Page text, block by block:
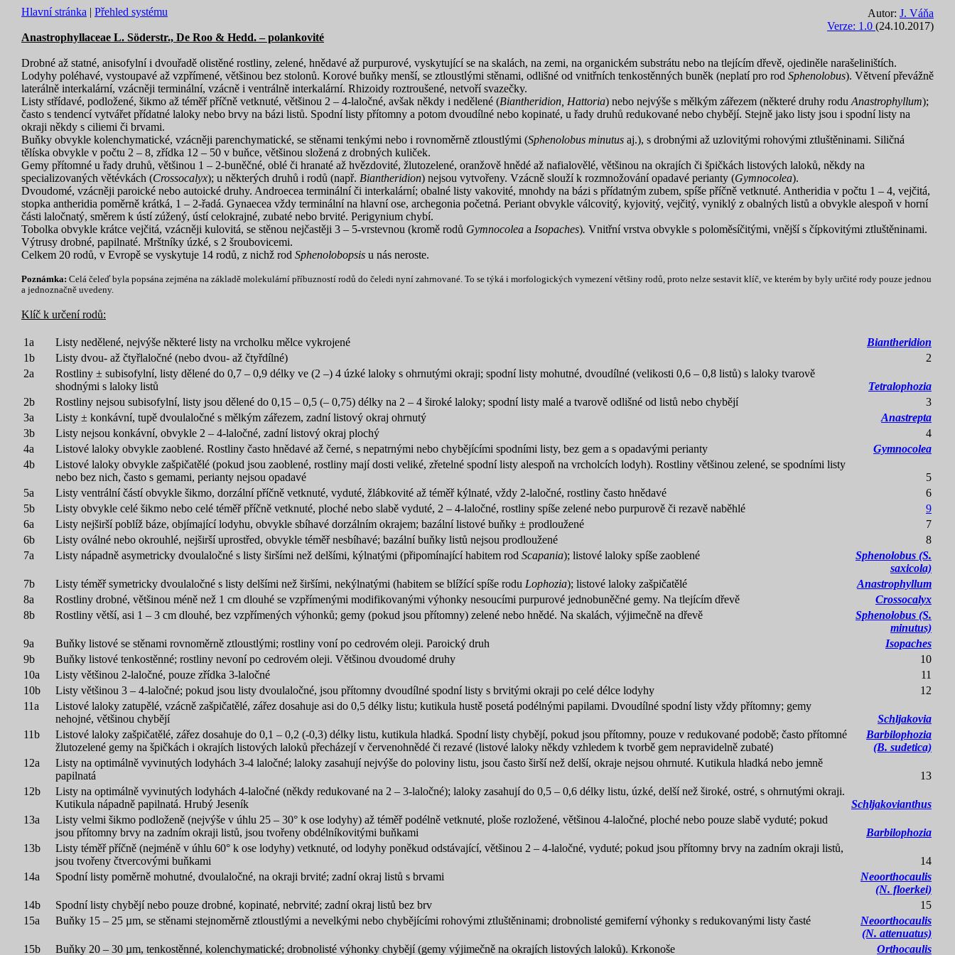
Hlavní stránka | Přehled systému Autor: J. Váňa
Verze: 1.0 (24.10.2017)
Anastrophyllaceae L. Söderstr., De Roo & Hedd. – polankovité
Drobné až statné, anisofylní i dvouřadě olistěné rostliny, zelené, hnědavé až purpurové, vyskytující se na skalách, na zemi, na organickém substrátu nebo na tlejícím dřevě, ojediněle narašeliništích.
Lodyhy poléhavé, vystoupavé až vzpřímené, většinou bez stolonů. Korové buňky menší, se ztloustlými stěnami, odlišné od vnitřních tenkostěnných buněk (neplatí pro rod Sphenolobus). Větvení převážně
laterálně interkalární, vzácněji terminální, vzácně i ventrálně interkalární. Rhizoidy roztroušené, netvoří svazečky.
Listy střídavé, podložené, šikmo až téměř příčně vetknuté, většinou 2 – 4-laločné, avšak někdy i nedělené (Biantheridion, Hattoria) nebo nejvýše s mělkým zářezem (některé druhy rodu Anastrophyllum);
často s tendencí vytvářet přídatné laloky nebo brvy na bázi listů. Spodní listy přítomny a potom dvoudílné nebo kopinaté, u řady druhů redukované nebo chybějí. Stejně jako listy jsou i spodní listy na
okraji někdy s ciliemi či brvami.
Buňky obvykle kolenchymatické, vzácněji parenchymatické, se stěnami tenkými nebo i rovnoměrně ztloustlými (Sphenolobus minutus aj.), s drobnými až uzlovitými rohovými ztluštěninami. Siličná
tělíska obvykle v počtu 2 – 8, zřídka 12 – 50 v buňce, většinou složená z drobných kuliček.
Gemy přítomné u řady druhů, většinou 1 – 2-buněčné, oblé či hranaté až hvězdovité, žlutozelené, oranžově hnědé až nafialovělé, většinou na okrajích či špičkách listových laloků, někdy na
specializovaných větévkách (Crossocalyx); u některých druhů i rodů (např. Biantheridion) nejsou vytvořeny. Vzácně slouží k rozmnožování opadavé perianty (Gymnocolea).
Dvoudomé, vzácněji paroické nebo autoické druhy. Androecea terminální či interkalární; obalné listy vakovité, mnohdy na bázi s přídatným zubem, spíše příčně vetknuté. Antheridia v počtu 1 – 4, vejčitá,
stopka antheridia poměrně krátká, 1 – 2-řadá. Gynaecea vždy terminální na hlavní ose, archegonia početná. Periant obvykle válcovitý, kyjovitý, vejčitý, vyniklý z obalných listů a obvykle alespoň v horní
části laločnatý, směrem k ústí zúžený, ústí celokrajné, zubaté nebo brvité. Perigynium chybí.
Tobolka obvykle krátce vejčitá, vzácněji kulovitá, se stěnou nejčastěji 3 – 5-vrstevnou (kromě rodů Gymnocolea a Isopaches). Vnitřní vrstva obvykle s poloměsíčitými, vnější s čípkovitými ztluštěninami.
Výtrusy drobné, papilnaté. Mrštníky úzké, s 2 šroubovicemi.
Celkem 20 rodů, v Evropě se vyskytuje 14 rodů, z nichž rod Sphenolobopsis u nás neroste.
Poznámka: Celá čeleď byla popsána zejména na základě molekulární příbuzností rodů do čeledi nyní zahrnované. To se týká i morfologických vymezení většiny rodů, proto nelze sestavit klíč, ve kterém by byly určité rody pouze jednou
a jednoznačně uvedeny.
Klíč k určení rodů:
1a Listy nedělené, nejvýše některé listy na vrcholku mělce vykrojené
Biantheridion
1b
Listy dvou- až čtyřlaločné (nebo dvou- až čtyřdílné)
2
2a
Rostliny ± subisofylní, listy dělené do 0,7 – 0,9 délky ve (2 –) 4 úzké laloky s ohrnutými okraji; spodní listy mohutné, dvoudílné (velikosti 0,6 – 0,8 listů) s laloky tvarově
shodnými s laloky listů
Tetralophozia
2b
Rostliny nejsou subisofylní, listy jsou dělené do 0,15 – 0,5 (– 0,75) délky na 2 – 4 široké laloky; spodní listy malé a tvarově odlišné od listů nebo chybějí
3
3a
Listy ± konkávní, tupě dvoulaločné s mělkým zářezem, zadní listový okraj ohrnutý
Anastrepta
3b
Listy nejsou konkávní, obvykle 2 – 4-laločné, zadní listový okraj plochý
4
4a
Listové laloky obvykle zaoblené. Rostliny často hnědavé až černé, s nepatrnými nebo chybějícími spodními listy, bez gem a s opadavými perianty
Gymnocolea
4b
Listové laloky obvykle zašpičatělé (pokud jsou zaoblené, rostliny mají dosti veliké, zřetelné spodní listy alespoň na vrcholcích lodyh). Rostliny většinou zelené, se spodními listy
nebo bez nich, často s gemami, perianty nejsou opadavé
5
5a
Listy ventrální částí obvykle šikmo, dorzální příčně vetknuté, vyduté, žlábkovité až téměř kýlnaté, vždy 2-laločné, rostliny často hnědavé
6
5b
Listy obvykle celé šikmo nebo celé téměř příčně vetknuté, ploché nebo slabě vyduté, 2 – 4-laločné, rostliny spíše zelené nebo purpurově či rezavě naběhlé
9
6a
Listy nejširší poblíž báze, objímající lodyhu, obvykle sbíhavé dorzálním okrajem; bazální listové buňky ± prodloužené
7
6b
Listy oválné nebo okrouhlé, nejširší uprostřed, obvykle téměř nesbíhavé; bazální buňky listů nejsou prodloužené
8
7a
Listy nápadně asymetricky dvoulaločné s listy širšími než delšími, kýlnatými (připomínající habitem rod Scapania); listové laloky spíše zaoblené
Sphenolobus (S.
saxicola)
7b
Listy téměř symetricky dvoulaločné s listy delšími než širšími, nekýlnatými (habitem se blížící spíše rodu Lophozia); listové laloky zašpičatělé
Anastrophyllum
8a
Rostliny drobné, většinou méně než 1 cm dlouhé se vzpřímenými modifikovanými výhonky nesoucími purpurové jednobuněčné gemy. Na tlejícím dřevě
Crossocalyx
8b
Rostliny větší, asi 1 – 3 cm dlouhé, bez vzpřímených výhonků; gemy (pokud jsou přítomny) zelené nebo hnědé. Na skalách, výjimečně na dřevě
Sphenolobus (S.
minutus)
9a
Buňky listové se stěnami rovnoměrně ztloustlými; rostliny voní po cedrovém oleji. Paroický druh
Isopaches
9b
Buňky listové tenkostěnné; rostliny nevoní po cedrovém oleji. Většinou dvoudomé druhy
10
10a
Listy většinou 2-laločné, pouze zřídka 3-laločné
11
10b
Listy většinou 3 – 4-laločné; pokud jsou listy dvoulaločné, jsou přítomny dvoudílné spodní listy s brvitými okraji po celé délce lodyhy
12
11a
Listové laloky zatupělé, vzácně zašpičatělé, zářez dosahuje asi do 0,5 délky listu; kutikula hustě posetá podélnými papilami. Dvoudílné spodní listy vždy přítomny; gemy
nehojné, většinou chybějí
Schljakovia
11b
Listové laloky zašpičatělé, zářez dosahuje do 0,1 – 0,2 (-0,3) délky listu, kutikula hladká. Spodní listy chybějí, pokud jsou přítomny, pouze v redukované podobě; často přítomné
žlutozelené gemy na špičkách i okrajích listových laloků přecházejí v červenohnědé či rezavé (listové laloky někdy vzhledem k tvorbě gem nepravidelně zubaté)
Barbilophozia
(B. sudetica)
12a
Listy na optimálně vyvinutých lodyhách 3-4 laločné; laloky zasahují nejvýše do poloviny listu, jsou často širší než delší, okraje nejsou ohrnuté. Kutikula hladká nebo jemně
papilnatá
13
12b
Listy na optimálně vyvinutých lodyhách 4-laločné (někdy redukované na 2 – 3-laločné); laloky zasahují do 0,5 – 0,6 délky listu, úzké, delší než široké, ostré, s ohrnutými okraji.
Kutikula nápadně papilnatá. Hrubý Jeseník
Schljakovianthus
13a
Listy velmi šikmo podloženě (nejvýše v úhlu 25 – 30° k ose lodyhy) až téměř podélně vetknuté, ploše rozložené, většinou 4-laločné, ploché nebo pouze slabě vyduté; pokud
jsou přítomny brvy na zadním okraji listů, jsou tvořeny obdélníkovitými buňkami
Barbilophozia
13b
Listy téměř příčně (nejméně v úhlu 60° k ose lodyhy) vetknuté, od lodyhy poněkud odstávající, většinou 2 – 4-laločné, vyduté; pokud jsou přítomny brvy na zadním okraji listů,
jsou tvořeny čtvercovými buňkami
14
14a
Spodní listy poměrně mohutné, dvoulaločné, na okraji brvité; zadní okraj listů s brvami
Neoorthocaulis
(N. floerkei)
14b
Spodní listy chybějí nebo pouze drobné, kopinaté, nebrvité; zadní okraj listů bez brv
15
15a
Buňky 15 – 25 µm, se stěnami stejnoměrně ztloustlými a nevelkými nebo chybějícími rohovými ztluštěninami; drobnolisté gemiferní výhonky s redukovanými listy časté
Neoorthocaulis
(N. attenuatus)
15b
Buňky 20 – 30 µm, tenkostěnné, kolenchymatické; drobnolisté výhonky chybějí (gemy výjimečně na okrajích listových laloků). Krkonoše Orthocaulis